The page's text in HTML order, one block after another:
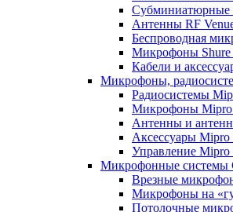
Субминиатюрные
Антенны RF
Беспроводная
Микрофоны Shure
Кабели и
Микрофоны,
Радиосистемы
Микрофоны Mipro
Антенны и
Аксессуары Mipro
Управление Mipro
Микрофонные системы
Врезные
Микрофоны на
Потолочные